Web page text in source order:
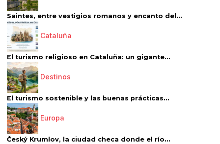
Saintes, entre vestigios romanos y encanto del...
Cataluña
El turismo religioso en Cataluña: un gigante...
Destinos
El turismo sostenible y las buenas prácticas...
Europa
Český Krumlov, la ciudad checa donde el río...